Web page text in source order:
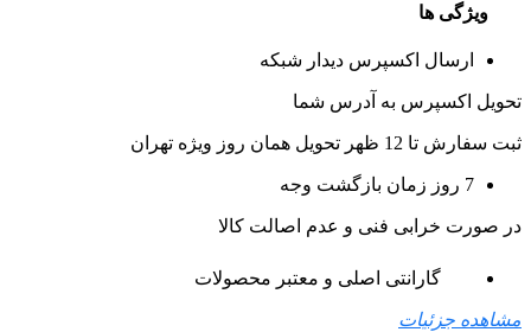
ویژگی ها
ارسال اکسپرس دیدار شبکه
تحویل اکسپرس به آدرس شما
ثبت سفارش تا 12 ظهر تحویل همان روز ویژه تهران
7 روز زمان بازگشت وجه
در صورت خرابی فنی و عدم اصالت کالا
گارانتی اصلی و معتبر محصولات
مشاهده جزئیات